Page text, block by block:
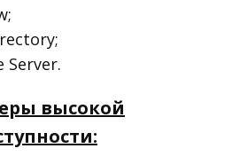
Server.
высокой